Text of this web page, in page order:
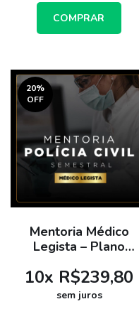
COMPRAR
20%
OFF
Mentoria Médico
Legista – Plano
10x R$239,80
sem juros